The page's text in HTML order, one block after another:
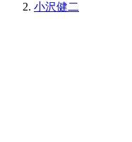
小沢健二